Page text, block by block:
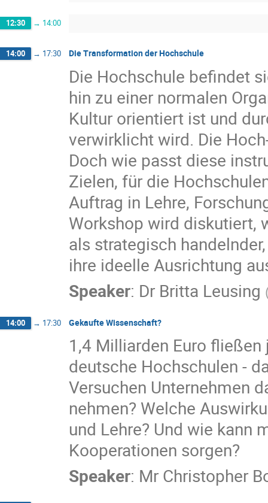
12:30 → 14:00
14:00 → 17:30 Die Transformation der Hochschule
Die Hochschule befindet
hin zu einer normalen
Kultur orientiert ist und
verwirklicht wird. Die
Doch wie passt diese
Zielen, für die
Auftrag in Lehre,
Workshop wird diskutiert,
als strategisch
ihre ideelle Ausrichtung
Speaker: Dr Britta Leusing
14:00 → 17:30 Gekaufte Wissenschaft?
1,4 Milliarden Euro
deutsche Hochschulen -
Versuchen Unternehmen
nehmen? Welche
und Lehre? Und wie kann
Kooperationen sorgen?
Speaker: Mr Christopher